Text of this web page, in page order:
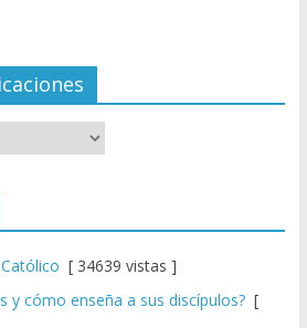
[ 34639 vistas ]
y cómo enseña a sus discípulos?[